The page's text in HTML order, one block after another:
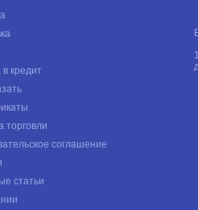
в кредит
торговли
соглашение
статьи